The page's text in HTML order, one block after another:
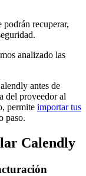
podrán recuperar,
analizado las
antes de
del proveedor al
permite importar tus
paso.
Calendly